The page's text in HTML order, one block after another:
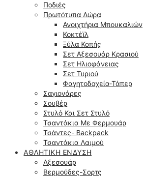
Ποδιές
Πρωτότυπα Δώρα
Ανοιχτήρια Μπουκαλιών
Κοκτέϊλ
Ξύλα Κοπής
Σετ Αξεσουάρ Κρασιού
Σετ Ηλιοφάνειας
Σετ Τυριού
Φαγητοδοχεία-Τάπερ
Σαγιονάρες
Σουβέρ
Στυλό Και Σετ Στυλό
Τσαντάκια Με Φερμουάρ
Τσάντες- Backpack
Τσαντάκια Λαιμού
ΑΘΛΗΤΙΚΉ ΈΝΔΥΣΗ
Αξεσουάρ
Βερμούδες-Σορτς